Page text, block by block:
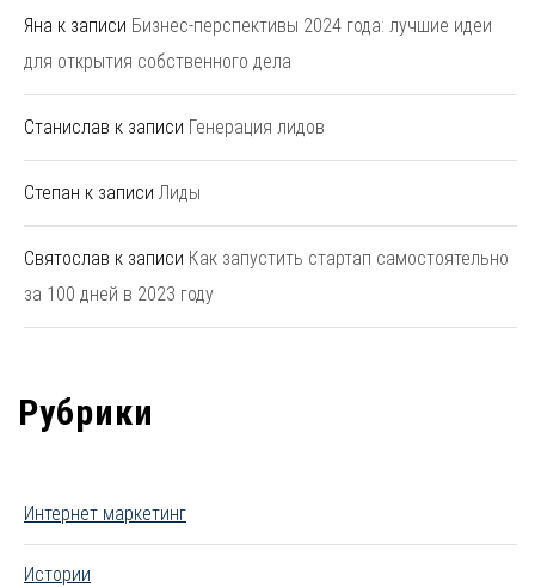
Яна к записи Бизнес-перспективы 2024 года: лучшие идеи
для открытия собственного дела
Станислав к записи Генерация лидов
Степан к записи Лиды
Святослав к записи Как запустить стартап самостоятельно
за 100 дней в 2023 году
Рубрики
Интернет маркетинг
Истории